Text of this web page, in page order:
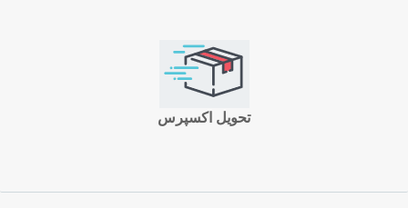
تحویل اکسپرس